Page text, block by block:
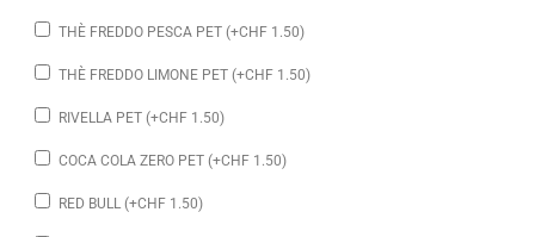
THÈ FREDDO PESCA PET (+CHF 1.50)
THÈ FREDDO LIMONE PET (+CHF 1.50)
RIVELLA PET (+CHF 1.50)
COCA COLA ZERO PET (+CHF 1.50)
RED BULL (+CHF 1.50)